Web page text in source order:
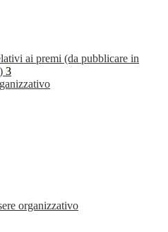
ai premi (da pubblicare in
3
organizzativo